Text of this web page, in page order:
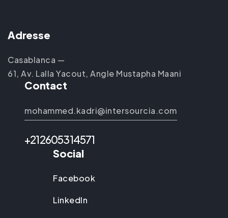
Adresse
Casablanca —
61, Av. Lalla Yacout, Angle Mustapha Maani
Contact
mohammed.kadri@intersourcia.com
+212605314571
Social
Facebook
LinkedIn